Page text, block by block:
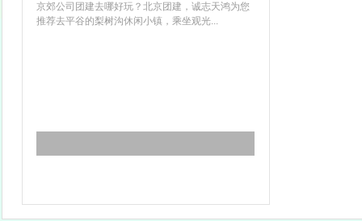
京郊公司团建去哪好玩？北京团建，诚志天鸿为您
推荐去平谷的梨树沟休闲小镇，乘坐观光...